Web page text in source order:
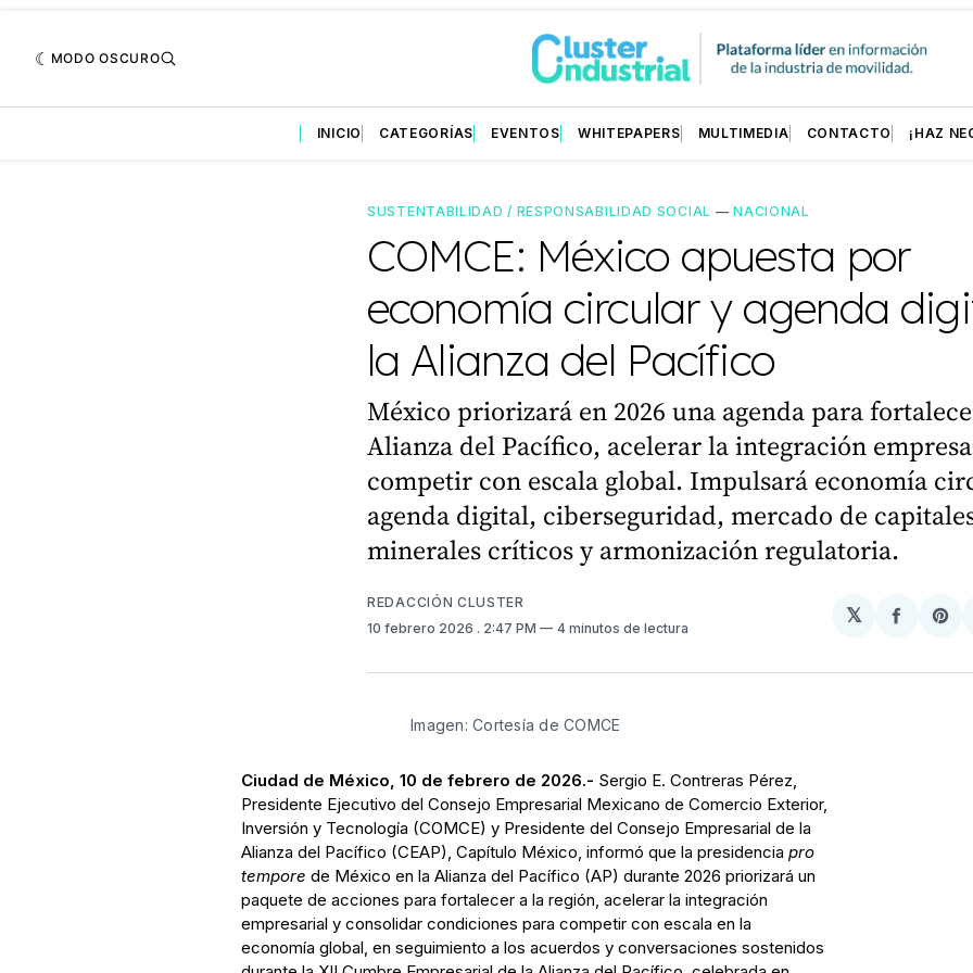
MODO OSCURO
INICIO CATEGORÍAS EVENTOS WHITEPAPERS MULTIMEDIA CONTACTO ¡HAZ
SUSTENTABILIDAD / RESPONSABILIDAD SOCIAL —NACIONAL
COMCE: México apuesta por
economía circular y agenda
la Alianza del Pacífico
México priorizará en 2026 una agenda para
Alianza del Pacífico, acelerar la integración
competir con escala global. Impulsará economía
agenda digital, ciberseguridad, mercado de
minerales críticos y armonización regulatoria.
REDACCIÓN CLUSTER
10 febrero 2026 . 2:47 PM 4 minutos de lectura
𝕏
Imagen: Cortesía de COMCE
Ciudad de México, 10 de febrero de 2026.- Sergio E. Contreras Pérez,
Presidente Ejecutivo del Consejo Empresarial Mexicano de Comercio Exterior,
Inversión y Tecnología (COMCE) y Presidente del Consejo Empresarial de la
Alianza del Pacífico (CEAP), Capítulo México, informó que la presidencia pro
tempore de México en la Alianza del Pacífico (AP) durante 2026 priorizará un
paquete de acciones para fortalecer a la región, acelerar la integración
empresarial y consolidar condiciones para competir con escala en la
economía global, en seguimiento a los acuerdos y conversaciones sostenidos